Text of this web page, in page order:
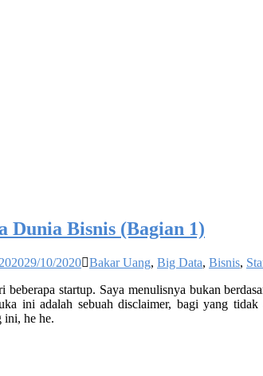
Dunia Bisnis (Bagian 1)
29/10/2020 Bakar Uang, Big Data, Bisnis,
startup. Saya menulisnya bukan
ini adalah sebuah disclaimer, bagi yang
ini, he he.